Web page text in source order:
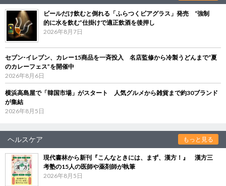
ビールだけ飲むと倒れる「ふらつくビアグラス」発売 “強制
的に水を飲む”仕掛けで適正飲酒を後押し
2026年8月7日
セブン‐イレブン、カレー15商品を一斉投入 名店監修から冷製うどんまで“夏
のカレーフェス”を開催中
2026年8月6日
横浜高島屋で「韓国市場」がスタート 人気グルメから雑貨まで約30ブランド
が集結
2026年8月5日
ヘルスケア もっと見る
現代書林から新刊『こんなときには、まず、漢方！』 漢方三
考塾の15人の医師や薬剤師が執筆
2026年8月5日